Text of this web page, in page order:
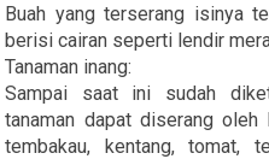
Buah yang terserang isinya
berisi cairan seperti lendir
Tanaman inang:
Sampai saat ini sudah
tanaman dapat diserang oleh
tembakau, kentang, tomat,